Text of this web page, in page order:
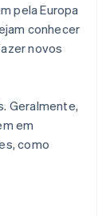
pela Europa
conhecer
novos
Geralmente,
em
como